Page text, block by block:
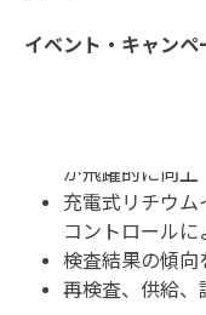
イベント・キャンペ
QuickSTAR Horizon
が飛躍的に向上
充電式リチウム
コントロール
検査結果の傾向
再検査、供給、